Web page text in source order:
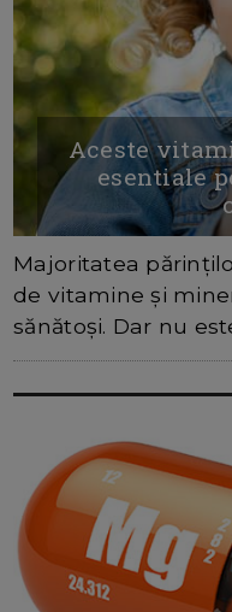
Aceste
esentiale
Majoritatea
de vitamine și
sănătoși. Dar nu